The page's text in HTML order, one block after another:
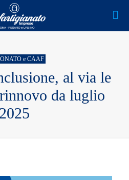
e CAAF
al via le
da luglio
2025